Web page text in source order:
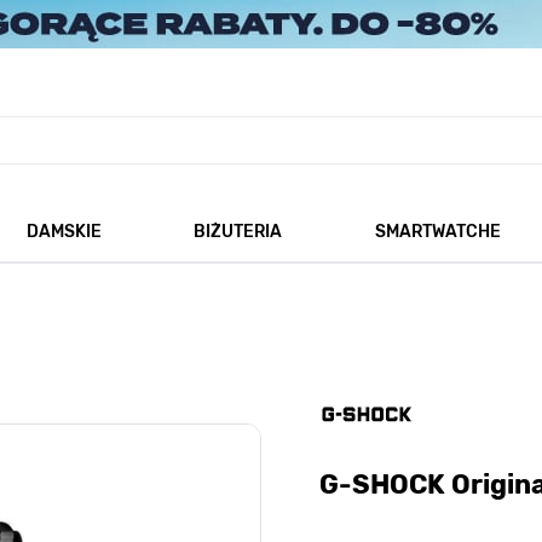
DAMSKIE
BIŻUTERIA
SMARTWATCHE
G-SHOCK